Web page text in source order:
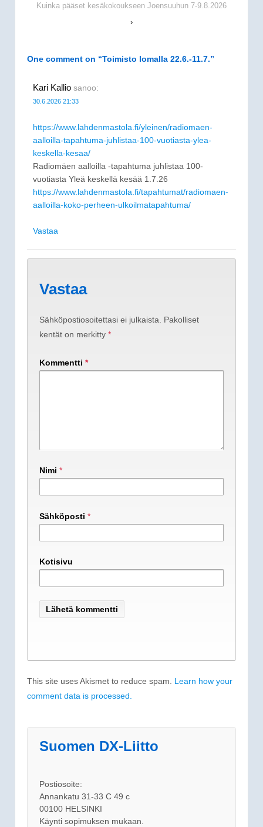
Kuinka pääset kesäkokoukseen Joensuuhun 7-9.8.2026
›
One comment on “Toimisto lomalla 22.6.-11.7.”
Kari Kallio sanoo:
30.6.2026 21:33
https://www.lahdenmastola.fi/yleinen/radiomaen-
aalloilla-tapahtuma-juhlistaa-100-vuotiasta-ylea-
keskella-kesaa/
Radiomäen aalloilla -tapahtuma juhlistaa 100-
vuotiasta Yleä keskellä kesää 1.7.26
https://www.lahdenmastola.fi/tapahtumat/radiomaen-
aalloilla-koko-perheen-ulkoilmatapahtuma/
Vastaa
Vastaa
Sähköpostiosoitettasi ei julkaista. Pakolliset
kentät on merkitty *
Kommentti *
Nimi *
Sähköposti *
Kotisivu
This site uses Akismet to reduce spam. Learn how your
comment data is processed.
Suomen DX-Liitto
Postiosoite:
Annankatu 31-33 C 49 c
00100 HELSINKI
Käynti sopimuksen mukaan.